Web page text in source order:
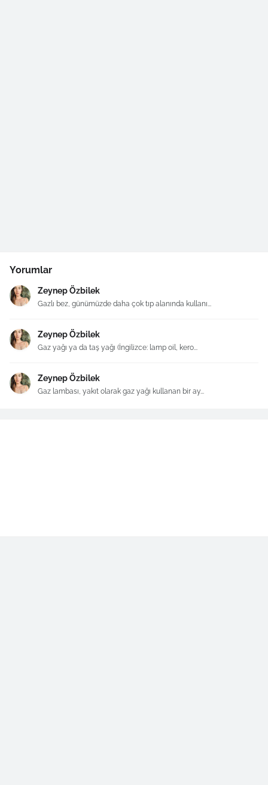
Yorumlar
Zeynep Özbilek
Gazlı bez, günümüzde daha çok tıp alanında kullanı...
Zeynep Özbilek
Gaz yağı ya da taş yağı (İngilizce: lamp oil, kero...
Zeynep Özbilek
Gaz lambası, yakıt olarak gaz yağı kullanan bir ay...